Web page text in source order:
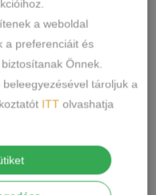
a weboldal
a preferenciáit és
Önnek.
tároljuk a
ITT olvashatja